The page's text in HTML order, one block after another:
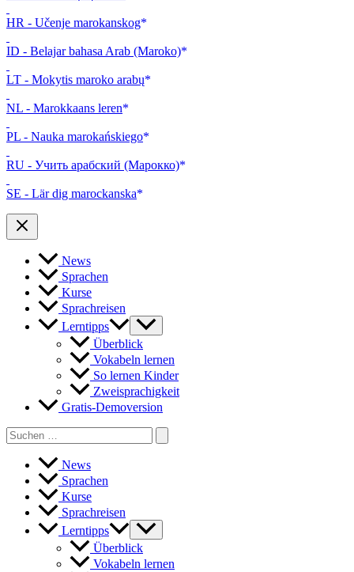
HR - Učenje marokanskog
ID - Belajar bahasa Arab (Maroko)
LT - Mokytis maroko arabų
NL - Marokkaans leren
PL - Nauka marokańskiego
RU - Учить арабский (Марокко)
SE - Lär dig marockanska
News
Sprachen
Kurse
Sprachreisen
Lerntipps
Überblick
Vokabeln lernen
So lernen Kinder
Zweisprachigkeit
Gratis-Demoversion
Search
for:
News
Sprachen
Kurse
Sprachreisen
Lerntipps
Überblick
Vokabeln lernen